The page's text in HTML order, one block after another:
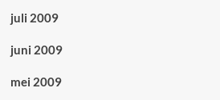
juli 2009
juni 2009
mei 2009